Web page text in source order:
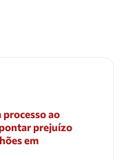
ao
prejuízo
em